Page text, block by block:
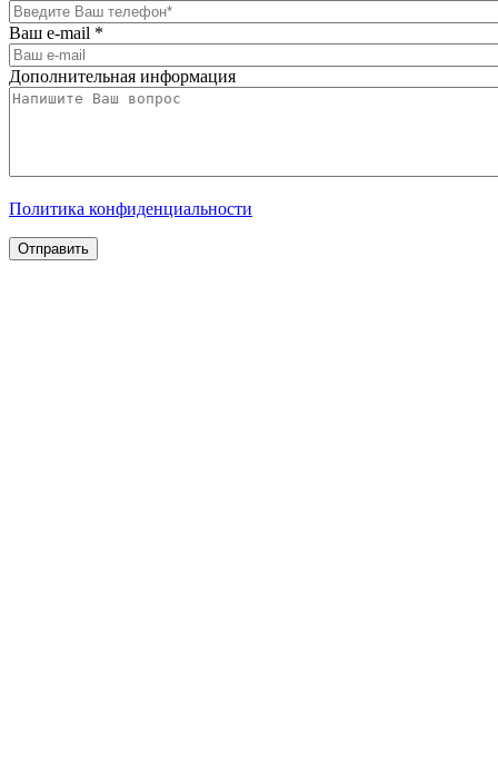
Ваш e-mail *
Дополнительная информация
Политика конфиденциальности